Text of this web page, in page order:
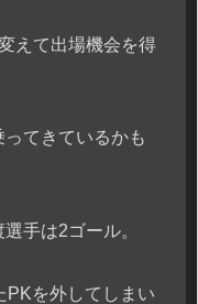
えて出場機会を得
てきているかも
手は2ゴール。
PKを外してしまい